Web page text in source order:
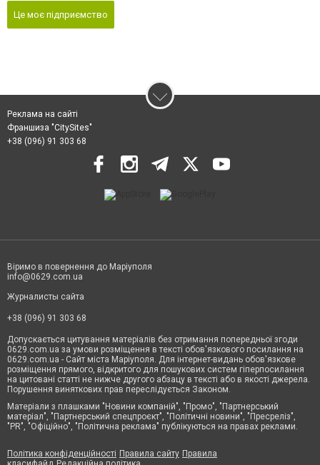
Це моє підприємство
Реклама на сайті
Франшиза "CitySites"
+38 (096) 91 303 68
Віримо в повернення до Маріуполя
info@0629.com.ua
Журналисты сайта
+38 (096) 91 303 68
Допускається цитування матеріалів без отримання попередньої згоди
0629.com.ua за умови розміщення в тексті обов'язкового посилання на
0629.com.ua - Сайт міста Маріуполя. Для інтернет-видань обов'язкове
розміщення прямого, відкритого для пошукових систем гіперпосилання
на цитовані статті не нижче другого абзацу в тексті або в якості джерела.
Порушення виняткових прав переслідується Законом.
Матеріали з плашками "Новини компаній", "Промо", "Партнерський
матеріал", "Партнерський спецпроєкт", "Політичні новини", "Пресреліз",
"PR", "Офіційно", "Політична реклама" публікуються на правах реклами.
Політика конфіденційності Правила сайту Правила